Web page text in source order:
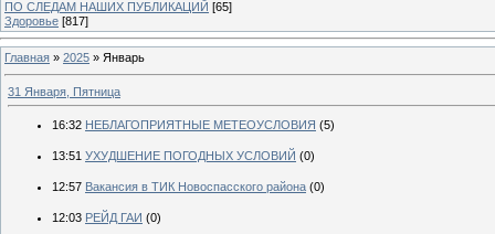
ПО СЛЕДАМ НАШИХ ПУБЛИКАЦИЙ [65]
Здоровье [817]
Главная » 2025 » Январь
31 Января, Пятница
16:32 НЕБЛАГОПРИЯТНЫЕ МЕТЕОУСЛОВИЯ (5)
13:51 УХУДШЕНИЕ ПОГОДНЫХ УСЛОВИЙ (0)
12:57 Вакансия в ТИК Новоспасского района (0)
12:03 РЕЙД ГАИ (0)